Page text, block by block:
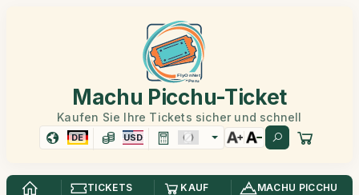
Machu Picchu-Ticket
Kaufen Sie Ihre Tickets sicher und schnell
DE USD
TICKETS KAUF
MACHU PICCHU